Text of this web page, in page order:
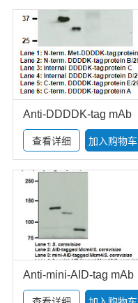
Anti-DDDDK-tag mAb
查看详细 加入购物车
Anti-mini-AID-tag mAb